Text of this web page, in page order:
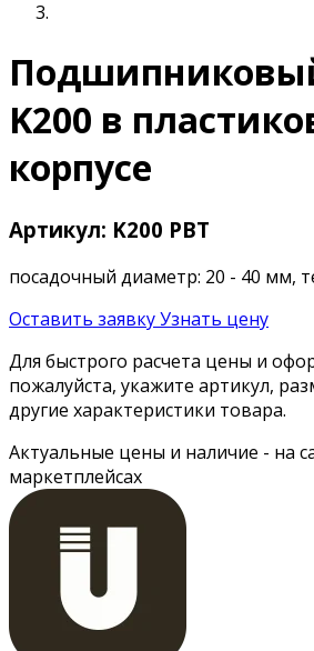
K200 в
корпусе
Артикул: K200 PBT
посадочный диаметр: 20 - 40 мм,
Оставить заявкуУзнать цену
Для быстрого расчета цены и
пожалуйста, укажите артикул,
другие характеристики товара.
Актуальные цены и наличие - на
маркетплейсах